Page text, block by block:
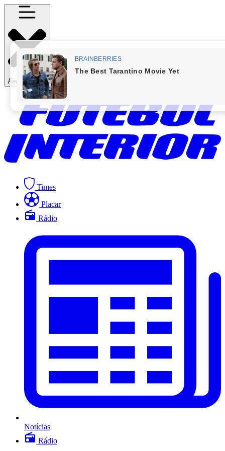
Fechar Menu
Times
Placar
Rádio
Notícias
Rádio